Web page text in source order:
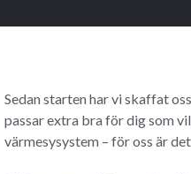
Sedan starten har vi skaffat
passar extra bra för dig som
värmesysystem – för oss är